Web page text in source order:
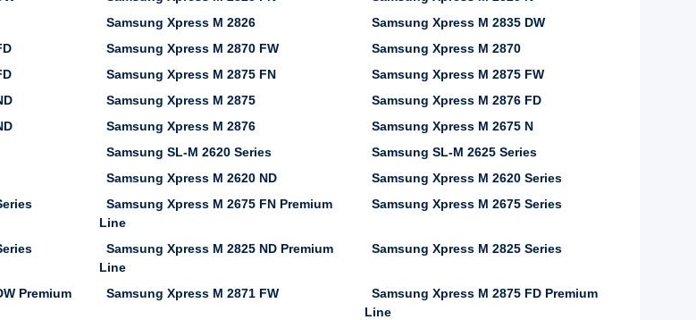
Samsung Xpress M 2826
Samsung Xpress M 2835 DW
Samsung Xpress M 2870 FW
Samsung Xpress M 2870
Samsung Xpress M 2875 FN
Samsung Xpress M 2875 FW
Samsung Xpress M 2875
Samsung Xpress M 2876 FD
Samsung Xpress M 2876
Samsung Xpress M 2675 N
Samsung SL-M 2620 Series
Samsung SL-M 2625 Series
Samsung Xpress M 2620 ND
Samsung Xpress M 2620 Series
Samsung Xpress M 2675 FN Premium
Line
Samsung Xpress M 2675 Series
Samsung Xpress M 2825 ND Premium
Line
Samsung Xpress M 2825 Series
Premium
Samsung Xpress M 2871 FW
Samsung Xpress M 2875 FD Premium
Line